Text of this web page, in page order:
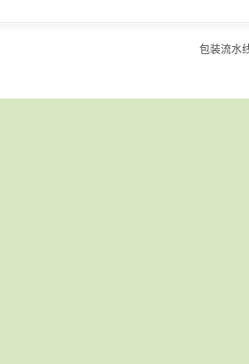
包装流水